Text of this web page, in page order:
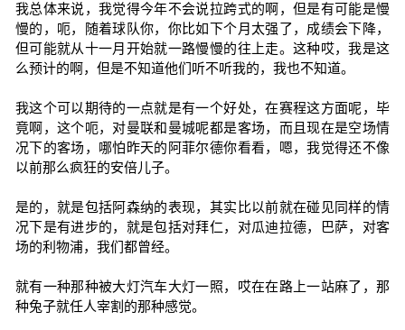
我总体来说，我觉得今年不会说拉跨式的啊，但是有可能是慢
慢的，呃，随着球队你，你比如下个月太强了，成绩会下降，
但可能就从十一月开始就一路慢慢的往上走。这种哎，我是这
么预计的啊，但是不知道他们听不听我的，我也不知道。
我这个可以期待的一点就是有一个好处，在赛程这方面呢，毕
竟啊，这个呃，对曼联和曼城呢都是客场，而且现在是空场情
况下的客场，哪怕昨天的阿菲尔德你看看，嗯，我觉得还不像
以前那么疯狂的安倍儿子。
是的，就是包括阿森纳的表现，其实比以前就在碰见同样的情
况下是有进步的，就是包括对拜仁，对瓜迪拉德，巴萨，对客
场的利物浦，我们都曾经。
就有一种那种被大灯汽车大灯一照，哎在在路上一站麻了，那
种兔子就任人宰割的那种感觉。